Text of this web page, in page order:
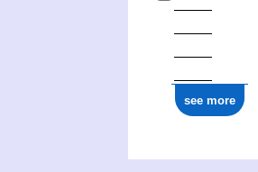
see more